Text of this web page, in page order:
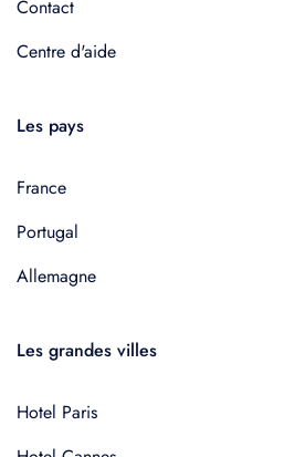
Contact
Centre d'aide
Les pays
France
Portugal
Allemagne
Les grandes villes
Hotel Paris